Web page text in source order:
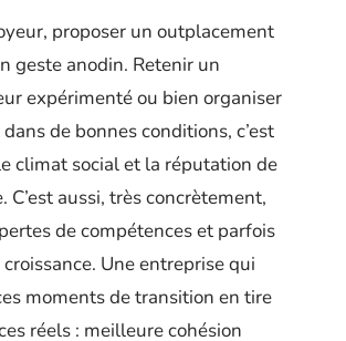
proposer un outplacement
geste anodin. Retenir un
expérimenté ou bien organiser
de bonnes conditions, c’est
climat social et la réputation de
C’est aussi, très concrètement,
de compétences et parfois
Une entreprise qui
moments de transition en tire
réels : meilleure cohésion